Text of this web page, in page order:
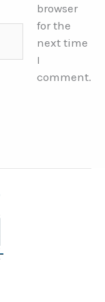
browser
for the
next time
I
comment.